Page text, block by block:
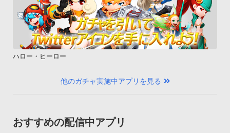
ハロー・ヒーロー
他のガチャ実施中アプリを見る
おすすめの配信中アプリ